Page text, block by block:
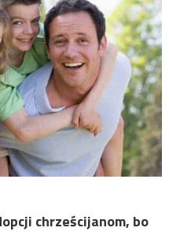
chrześcijanom, bo